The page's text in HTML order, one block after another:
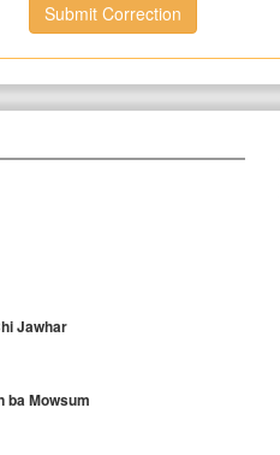
Submit Correction
Jawhar
ba Mowsum